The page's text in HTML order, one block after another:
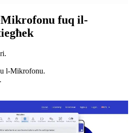
fuq il-
l-Mikrofonu.